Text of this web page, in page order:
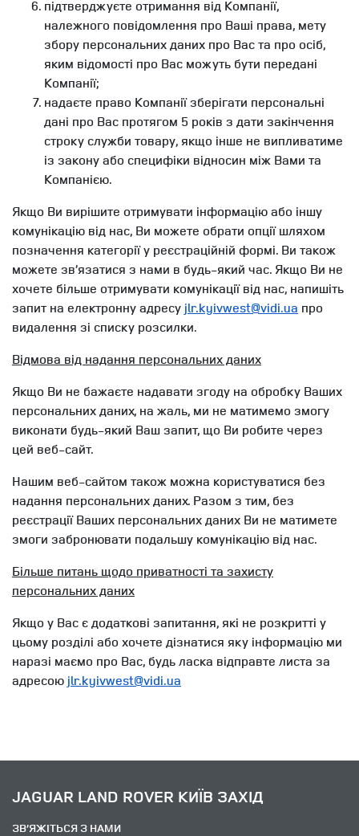
підтверджуєте отримання від Компанії,
належного повідомлення про Ваші права, мету
збору персональних даних про Вас та про осіб,
яким відомості про Вас можуть бути передані
Компанії;
надаєте право Компанії зберігати персональні
дані про Вас протягом 5 років з дати закінчення
строку служби товару, якщо інше не випливатиме
із закону або специфіки відносин між Вами та
Компанією.
Якщо Ви вирішите отримувати інформацію або іншу
комунікацію від нас, Ви можете обрати опції шляхом
позначення категорії у реєстраційній формі. Ви також
можете зв’язатися з нами в будь-який час. Якщо Ви не
хочете більше отримувати комунікації від нас, напишіть
запит на електронну адресу jlr.kyivwest@vidi.ua про
видалення зі списку розсилки.
Відмова від надання персональних даних
Якщо Ви не бажаєте надавати згоду на обробку Ваших
персональних даних, на жаль, ми не матимемо змогу
виконати будь-який Ваш запит, що Ви робите через
цей веб-сайт.
Нашим веб-сайтом також можна користуватися без
надання персональних даних. Разом з тим, без
реєстрації Ваших персональних даних Ви не матимете
змоги забронювати подальшу комунікацію від нас.
Більше питань щодо приватності та захисту
персональних даних
Якщо у Вас є додаткові запитання, які не розкритті у
цьому розділі або хочете дізнатися яку інформацію ми
наразі маємо про Вас, будь ласка відправте листа за
адресою jlr.kyivwest@vidi.ua
JAGUAR LAND ROVER КИЇВ ЗАХІД
ЗВ’ЯЖІТЬСЯ З НАМИ